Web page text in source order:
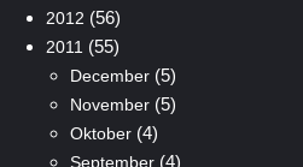
2012 (56)
2011 (55)
December(5)
November(5)
Oktober(4)
September(4)